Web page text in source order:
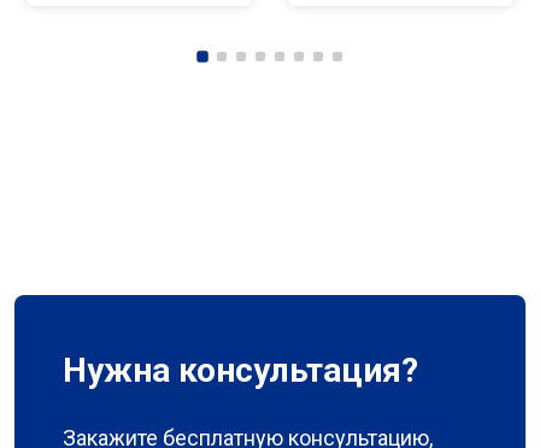
Нужна консультация?
Закажите бесплатную консультацию,